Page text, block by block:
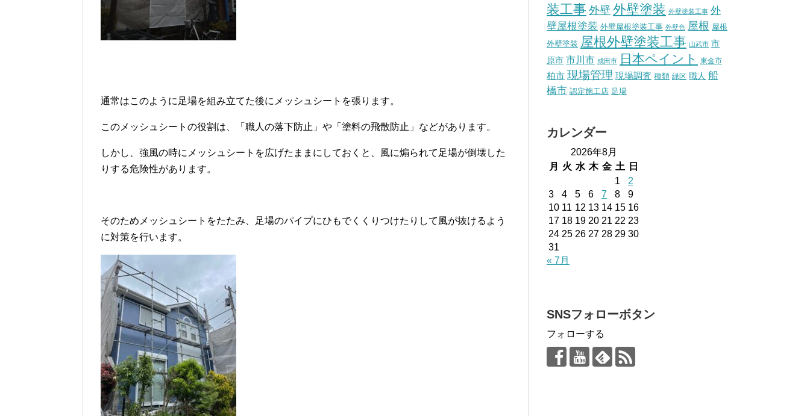
通常はこのように足場を組み立てた後にメッシュシートを張ります。
このメッシュシートの役割は、「職人の落下防止」や「塗料の飛散防止」などがあります。
しかし、強風の時にメッシュシートを広げたままにしておくと、風に煽られて足場が倒壊した
りする危険性があります。
そのためメッシュシートをたたみ、足場のパイプにひもでくくりつけたりして風が抜けるよう
に対策を行います。
装工事 外壁 外壁塗装 外壁塗装工事 外
壁屋根塗装 外壁屋根塗装工事 外壁色 屋根 屋根
外壁塗装 屋根外壁塗装工事 山武市 市
原市 市川市 成田市 日本ペイント 東金市
柏市 現場管理 現場調査 種類 緑区 職人 船
橋市 認定施工店 足場
カレンダー
2026年8月
月
火 水 木 金 土
日
1
2
3
4 5 6 7 8
9
10 11 12 13 14 15 16
17 18 19 20 21 22 23
24 25 26 27 28 29 30
31
« 7月
SNSフォローボタン
フォローする